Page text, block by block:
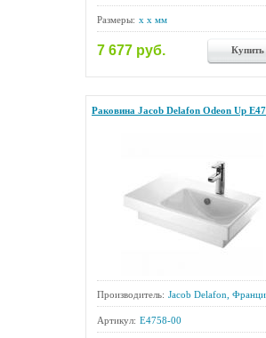
Размеры: x x мм
7 677 руб. Купить
Раковина Jacob Delafon Odeon Up
Производитель: Jacob Delafon,
Артикул: E4758-00